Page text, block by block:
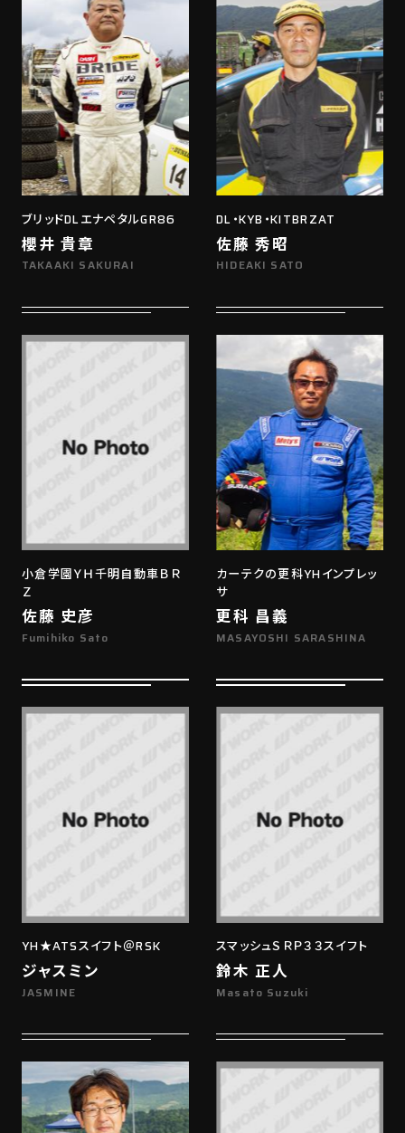
ブリッドDLエナペタルGR86
櫻井 貴章
TAKAAKI SAKURAI
DL・KYB・KITBRZAT
佐藤 秀昭
HIDEAKI SATO
小倉学園ＹＨ千明自動車ＢＲ
Ｚ
佐藤 史彦
Fumihiko Sato
カーテクの更科YHインプレッ
サ
更科 昌義
MASAYOSHI SARASHINA
YH★ATSスイフト＠RSK
ジャスミン
JASMINE
スマッシュＳＲＰ３３スイフト
鈴木 正人
Masato Suzuki